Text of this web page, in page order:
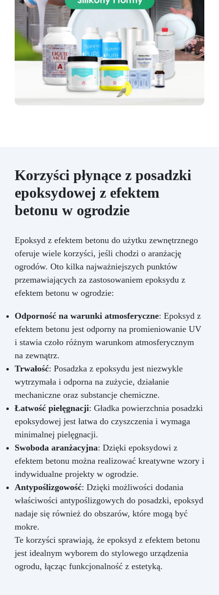
Korzyści płynące z posadzki
epoksydowej z efektem
betonu w ogrodzie
Epoksyd z efektem betonu do użytku zewnętrznego
oferuje wiele korzyści, jeśli chodzi o aranżację
ogrodów. Oto kilka najważniejszych punktów
przemawiających za zastosowaniem epoksydu z
efektem betonu w ogrodzie:
Odporność na warunki atmosferyczne: Epoksyd z
efektem betonu jest odporny na promieniowanie UV
i stawia czoło różnym warunkom atmosferycznym
na zewnątrz.
Trwałość: Posadzka z epoksydu jest niezwykle
wytrzymała i odporna na zużycie, działanie
mechaniczne oraz substancje chemiczne.
Łatwość pielęgnacji: Gładka powierzchnia posadzki
epoksydowej jest łatwa do czyszczenia i wymaga
minimalnej pielęgnacji.
Swoboda aranżacyjna: Dzięki epoksydowi z
efektem betonu można realizować kreatywne wzory i
indywidualne projekty w ogrodzie.
Antypoślizgowość: Dzięki możliwości dodania
właściwości antypoślizgowych do posadzki, epoksyd
nadaje się również do obszarów, które mogą być
mokre.
Te korzyści sprawiają, że epoksyd z efektem betonu
jest idealnym wyborem do stylowego urządzenia
ogrodu, łącząc funkcjonalność z estetyką.